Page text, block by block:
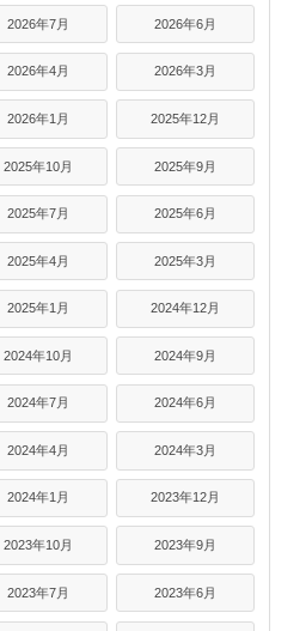
2026年7月 2026年6月
2026年4月 2026年3月
2026年1月 2025年12月
2025年10月 2025年9月
2025年7月 2025年6月
2025年4月 2025年3月
2025年1月 2024年12月
2024年10月 2024年9月
2024年7月 2024年6月
2024年4月 2024年3月
2024年1月 2023年12月
2023年10月 2023年9月
2023年7月 2023年6月